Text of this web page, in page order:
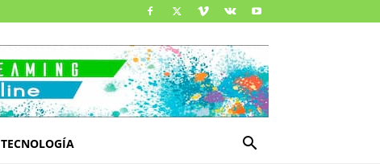
TECNOLOGÍA